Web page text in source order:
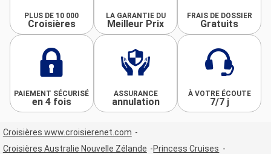
PLUS DE 10 000
Croisières
LA GARANTIE DU
Meilleur Prix
FRAIS DE DOSSIER
Gratuits
PAIEMENT SÉCURISÉ
en 4 fois
ASSURANCE
annulation
À VOTRE ÉCOUTE
7/7 j
Croisières www.croisierenet.com
Croisières Australie Nouvelle Zélande
Princess Cruises